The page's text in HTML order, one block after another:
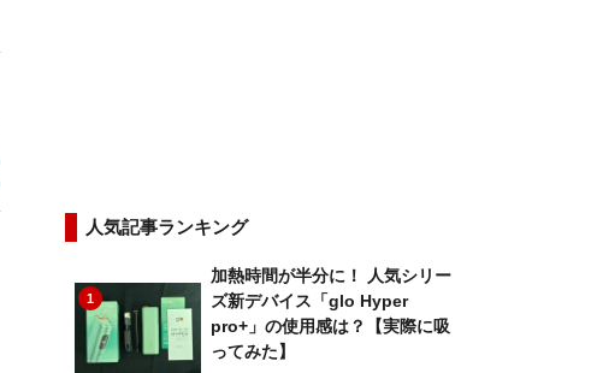
人気記事ランキング
1
加熱時間が半分に！ 人気シリー
ズ新デバイス「glo Hyper
pro+」の使用感は？【実際に吸
ってみた】